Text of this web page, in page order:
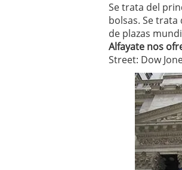
Se trata del
bolsas. Se
de plazas
Alfayate nos
Street: Dow